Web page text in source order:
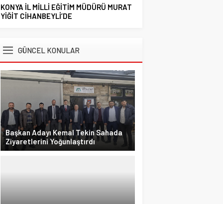
KONYA İL MİLLİ EĞİTİM MÜDÜRÜ MURAT
YİĞİT CİHANBEYLİ’DE
GÜNCEL KONULAR
Başkan Adayı Kemal Tekin Sahada
Ziyaretlerini Yoğunlaştırdı